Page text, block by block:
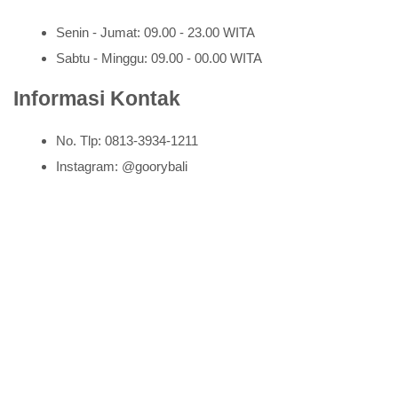
Senin - Jumat: 09.00 - 23.00 WITA
Sabtu - Minggu: 09.00 - 00.00 WITA
Informasi Kontak
No. Tlp: 0813-3934-1211
Instagram: @goorybali